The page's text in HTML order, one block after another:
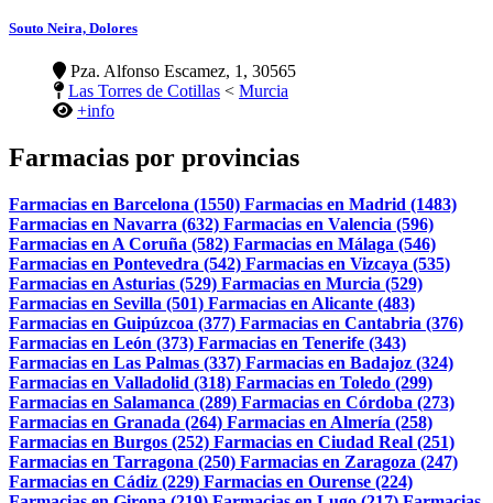
Souto Neira, Dolores
Pza. Alfonso Escamez, 1, 30565
Las Torres de Cotillas < Murcia
+info
Farmacias por provincias
Farmacias en Barcelona (1550) Farmacias en Madrid (1483)
Farmacias en Navarra (632) Farmacias en Valencia (596)
Farmacias en A Coruña (582) Farmacias en Málaga (546)
Farmacias en Pontevedra (542) Farmacias en Vizcaya (535)
Farmacias en Asturias (529) Farmacias en Murcia (529)
Farmacias en Sevilla (501) Farmacias en Alicante (483)
Farmacias en Guipúzcoa (377) Farmacias en Cantabria (376)
Farmacias en León (373) Farmacias en Tenerife (343)
Farmacias en Las Palmas (337) Farmacias en Badajoz (324)
Farmacias en Valladolid (318) Farmacias en Toledo (299)
Farmacias en Salamanca (289) Farmacias en Córdoba (273)
Farmacias en Granada (264) Farmacias en Almería (258)
Farmacias en Burgos (252) Farmacias en Ciudad Real (251)
Farmacias en Tarragona (250) Farmacias en Zaragoza (247)
Farmacias en Cádiz (229) Farmacias en Ourense (224)